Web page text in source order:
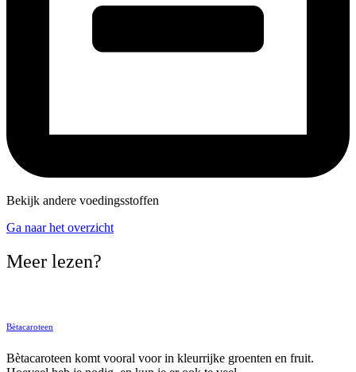
Bekijk andere voedingsstoffen
Ga naar het overzicht
Meer lezen?
Bètacaroteen
Bètacaroteen komt vooral voor in kleurrijke groenten en fruit.